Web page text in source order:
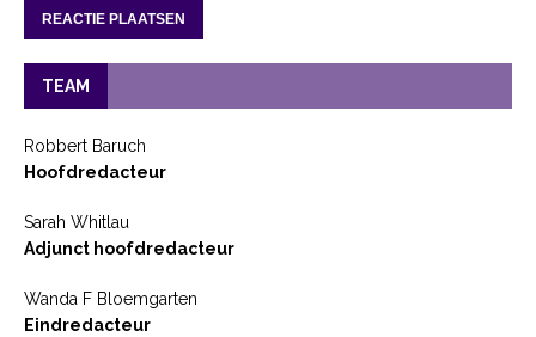
TEAM
Robbert Baruch
Hoofdredacteur
Sarah Whitlau
Adjunct hoofdredacteur
Wanda F Bloemgarten
Eindredacteur